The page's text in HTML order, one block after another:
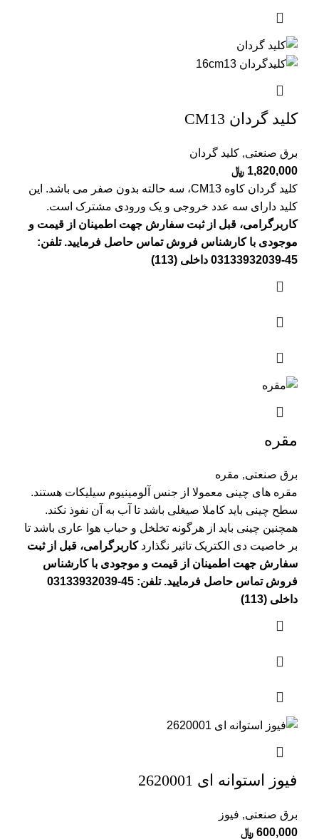
کلید گردان CM13
برق صنعتی, کلید گردان
1,820,000 ﷼
کلید گردان کاوه CM13، سه حالته بدون صفر می باشد. این
کلید دارای سه عدد خروجی و یک ورودی مشترک است.
کاربرگرامی، قبل از ثبت سفارش جهت اطمینان از قیمت و
موجودی با کارشناس فروش تماس حاصل فرمایید. تلفن:
45-03133932039 داخلی (113)
مقره
برق صنعتی, مقره
مقره های چینی معمولا از جنس آلومینیوم سیلیکات هستند.
سطح چینی باید کاملا صیغلی باشد تا آب به آن نفوذ نکند.
همچنین چینی باید از هرگونه تخلخل و حباب هوا عاری باشد تا
بر خاصیت دی الکتریک تاثیر نگذاردکاربرگرامی، قبل از ثبت
سفارش جهت اطمینان از قیمت و موجودی با کارشناس
فروش تماس حاصل فرمایید. تلفن: 45-03133932039
داخلی (113)
فیوز استوانه ای 2620001
برق صنعتی, فیوز
600,000 ﷼